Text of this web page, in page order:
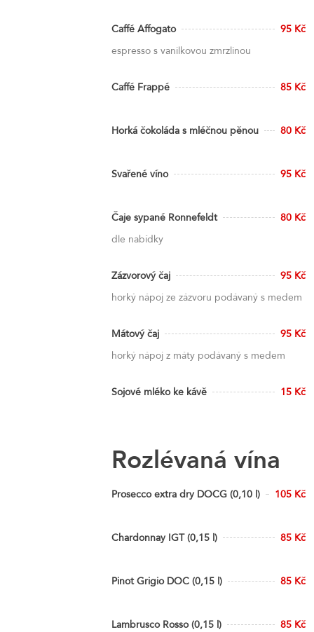
Caffé Affogato
95 Kč
espresso s vanilkovou zmrzlinou
Caffé Frappé 85 Kč
Horká čokoláda s mléčnou pěnou 80 Kč
Svařené víno 95 Kč
Čaje sypané Ronnefeldt
80 Kč
dle nabídky
Zázvorový čaj
95 Kč
horký nápoj ze zázvoru podávaný s medem
Mátový čaj
95 Kč
horký nápoj z máty podávaný s medem
Sojové mléko ke kávě 15 Kč
Rozlévaná vína
Prosecco extra dry DOCG (0,10 l) 105 Kč
Chardonnay IGT (0,15 l) 85 Kč
Pinot Grigio DOC (0,15 l) 85 Kč
Lambrusco Rosso (0,15 l) 85 Kč